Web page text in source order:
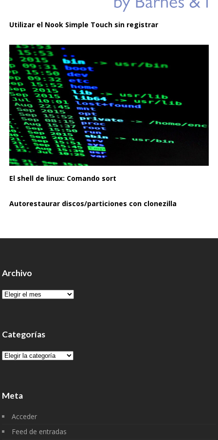
Utilizar el Nook Simple Touch sin registrar
El shell de linux: Comando sort
Autorestaurar discos/particiones con clonezilla
Archivo
Archivo
Categorías
Categorías
Meta
Acceder
Feed de entradas